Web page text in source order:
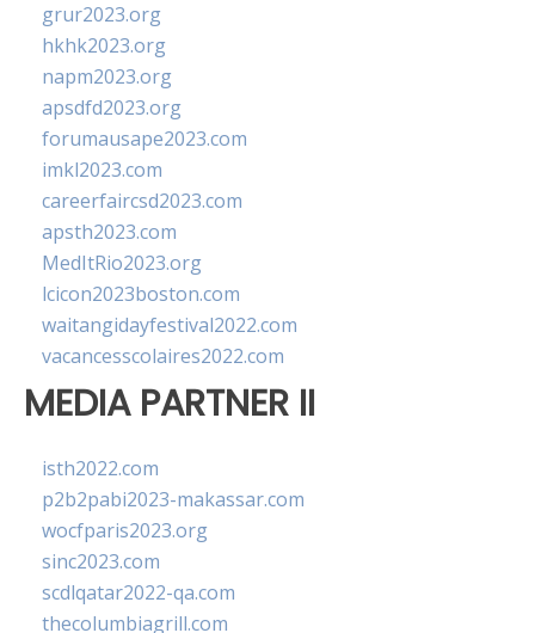
grur2023.org
hkhk2023.org
napm2023.org
apsdfd2023.org
forumausape2023.com
imkl2023.com
careerfaircsd2023.com
apsth2023.com
MedItRio2023.org
lcicon2023boston.com
waitangidayfestival2022.com
vacancesscolaires2022.com
MEDIA PARTNER II
isth2022.com
p2b2pabi2023-makassar.com
wocfparis2023.org
sinc2023.com
scdlqatar2022-qa.com
thecolumbiagrill.com